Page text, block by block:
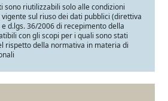
sono riutilizzabili solo alle condizioni
sul riuso dei dati pubblici (direttiva
d.lgs. 36/2006 di recepimento della
con gli scopi per i quali sono stati
rispetto della normativa in materia di